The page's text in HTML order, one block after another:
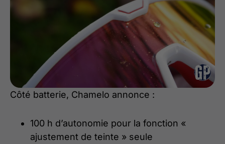
Côté batterie, Chamelo annonce :
100 h d’autonomie pour la fonction «
ajustement de teinte » seule